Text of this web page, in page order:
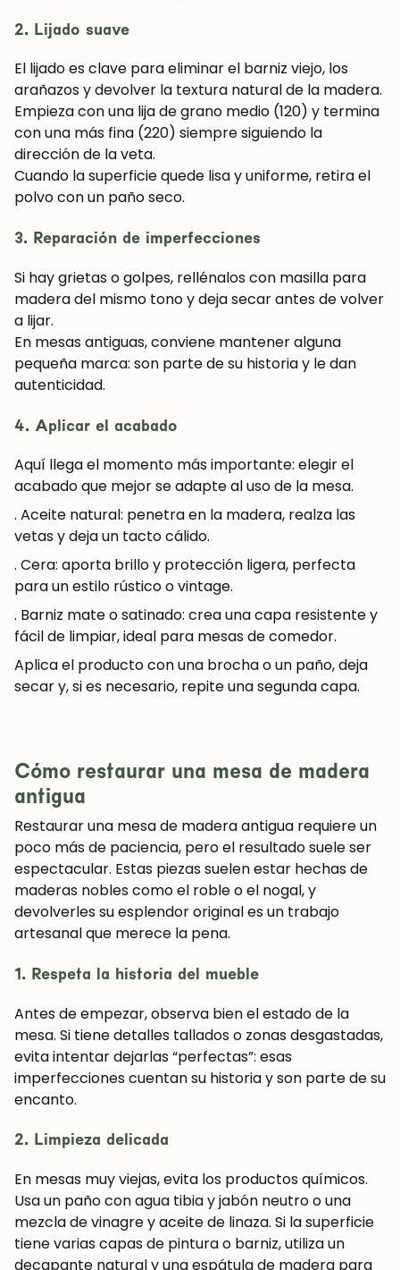
2. Lijado suave
El lijado es clave para eliminar el barniz viejo, los
arañazos y devolver la textura natural de la madera.
Empieza con una lija de grano medio (120) y termina
con una más fina (220) siempre siguiendo la
dirección de la veta.
Cuando la superficie quede lisa y uniforme, retira el
polvo con un paño seco.
3. Reparación de imperfecciones
Si hay grietas o golpes, rellénalos con masilla para
madera del mismo tono y deja secar antes de volver
a lijar.
En mesas antiguas, conviene mantener alguna
pequeña marca: son parte de su historia y le dan
autenticidad.
4. Aplicar el acabado
Aquí llega el momento más importante: elegir el
acabado que mejor se adapte al uso de la mesa.
. Aceite natural: penetra en la madera, realza las
vetas y deja un tacto cálido.
. Cera: aporta brillo y protección ligera, perfecta
para un estilo rústico o vintage.
. Barniz mate o satinado: crea una capa resistente y
fácil de limpiar, ideal para mesas de comedor.
Aplica el producto con una brocha o un paño, deja
secar y, si es necesario, repite una segunda capa.
Cómo restaurar una mesa de madera
antigua
Restaurar una mesa de madera antigua requiere un
poco más de paciencia, pero el resultado suele ser
espectacular. Estas piezas suelen estar hechas de
maderas nobles como el roble o el nogal, y
devolverles su esplendor original es un trabajo
artesanal que merece la pena.
1. Respeta la historia del mueble
Antes de empezar, observa bien el estado de la
mesa. Si tiene detalles tallados o zonas desgastadas,
evita intentar dejarlas “perfectas”: esas
imperfecciones cuentan su historia y son parte de su
encanto.
2. Limpieza delicada
En mesas muy viejas, evita los productos químicos.
Usa un paño con agua tibia y jabón neutro o una
mezcla de vinagre y aceite de linaza. Si la superficie
tiene varias capas de pintura o barniz, utiliza un
decapante natural y una espátula de madera para
¡SE PARTE DE NUESTRA
COMUNIDAD!